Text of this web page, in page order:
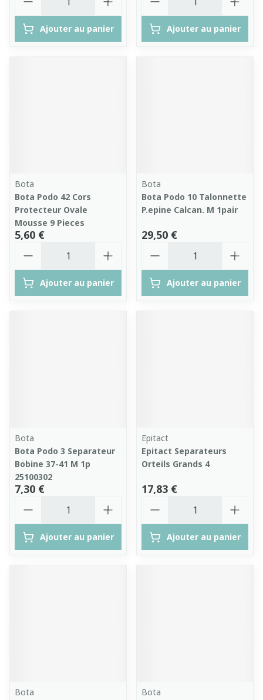
Ajouter au panier Ajouter au panier
Bota
Bota Podo 42 Cors
Protecteur Ovale
Mousse 9 Pieces
5,60 €
Ajouter au panier
Bota
Bota Podo 10 Talonnette
P.epine Calcan. M 1pair
29,50 €
Ajouter au panier
Bota
Bota Podo 3 Separateur
Bobine 37-41 M 1p
25100302
7,30 €
Ajouter au panier
Epitact
Epitact Separateurs
Orteils Grands 4
17,83 €
Ajouter au panier
Bota
Bota